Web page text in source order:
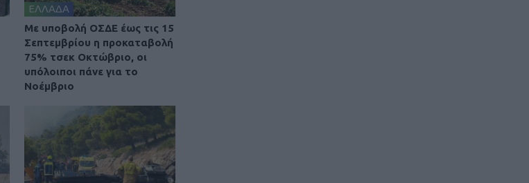
ΕΛΛΑΔΑ
Με υποβολή ΟΣΔΕ έως τις 15
Σεπτεμβρίου η προκαταβολή
75% τσεκ Οκτώβριο, οι
υπόλοιποι πάνε για το
Νοέμβριο